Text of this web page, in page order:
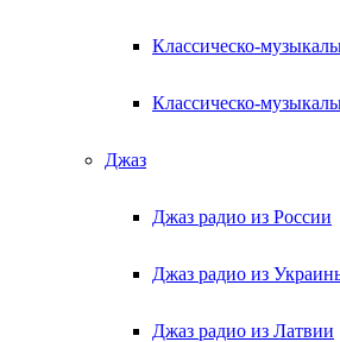
Классическо-
Классическо-
Джаз
Джаз радио из России
Джаз радио из
Джаз радио из Латвии